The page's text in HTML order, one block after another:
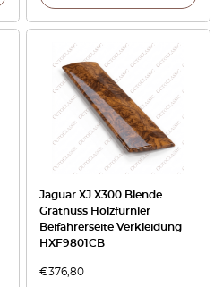
Jaguar XJ X300 Blende
Gratnuss Holzfurnier
Beifahrerseite Verkleidung
HXF9801CB
€376,80